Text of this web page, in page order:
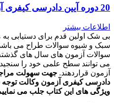
20 دوره آیین دادرسی کیفری آزمون وکالت – چتردانش
اطلاعات بیشتر
بی شک اولین قدم برای دستیابی به
سبک و شیوه سوالات طراح می باشد
سوالات آزمون های سال های گذشته
می توانند سطح علمی خود را
آزمون قراردهند.
دادرسی کیفری آزمون وکالت توجه
ویژگی های این کتاب جلب می